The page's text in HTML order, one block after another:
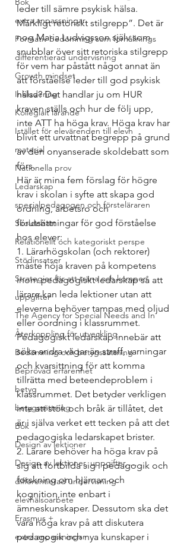
extra anpassningar
Formativ bedömning som förhållnings
differentierad undervisning
Growth mindset
Inkludering
Kollegialt lärande
Istället för elevärenden till elevh
material
Nationella prov
Ledarskap
specialpedagogen och försteläraren
Skoldebatt
Relationellt och kategoriskt perspe
Stödinsatser
Strategier för att träna och kompen
uppgifter
The Agency for Special Needs and In
Återkoppling för utveckling
Bedömning och betygssättning
Beprövad erfarenhet
betyg
betygssättning
Bok
Design av lektioner
Design av lektioner, uppgifter, ...
differentierad undervisning
elevhälsoarbete
Erasmus +
extra anpassningar
leder till sämre psykisk hälsa.
Märkligt retoriskt stilgrepp”. Det är
nog Maria Ludvigsson själv som
snubblar över sitt retoriska stilgrepp
för vem har påstått något annat än
att förståelse leder till god psykisk
hälsa? Det handlar ju om HUR
kraven ställs och hur de följ upp,
inte ATT ha höga krav. Höga krav har
blivit ett urvattnat begrepp på grund
av den onyanserade skoldebatt som
förs.
Här är mina fem förslag för högre
krav i skolan i syfte att skapa god
ordning, arbetsro och
förutsättningar för god förståelse
hos elever:
1. Lärarhögskolan (och rektorer)
måste höja kraven på kompetens
inom pedagogiskt ledarskap så att
lärare kan leda lektioner utan att
eleverna behöver tampas med oljud
eller oordning i klassrummet.
Pedagogiskt ledarskap innebär att
söka andra vägar än straff, varningar
och kvarsittning för att komma
tillrätta med beteendeproblem i
klassrummet. Det betyder verkligen
inte att stök och bråk är tillåtet, det
är i själva verket ett tecken på att det
pedagogiska ledarskapet brister.
2. Lärare behöver ha höga krav på
sig att fortbilda sig i pedagogik och
forskning om hjärnan och
kognition,inte enbart i
ämneskunskaper. Dessutom ska det
vara höga krav på att diskutera
pedagogik och nya kunskaper i